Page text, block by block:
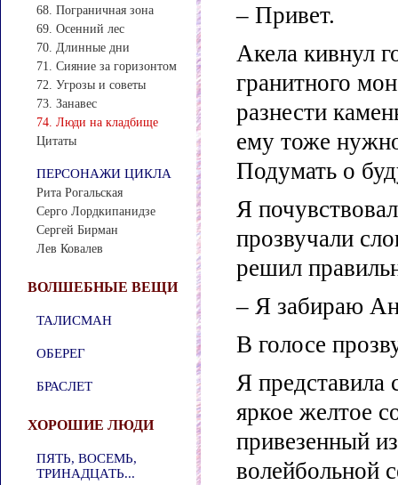
68. Пограничная зона
69. Осенний лес
70. Длинные дни
71. Сияние за горизонтом
72. Угрозы и советы
73. Занавес
74. Люди на кладбище
Цитаты
ПЕРСОНАЖИ ЦИКЛА
Рита Рогальская
Серго Лордкипанидзе
Сергей Бирман
Лев Ковалев
ВОЛШЕБНЫЕ ВЕЩИ
ТАЛИСМАН
ОБЕРЕГ
БРАСЛЕТ
ХОРОШИЕ ЛЮДИ
ПЯТЬ, ВОСЕМЬ,
ТРИНАДЦАТЬ...
– Привет.
Акела кивнул
гранитного
разнести
ему тоже
Подумать о
Я
прозвучали
решил
– Я забираю
В голосе
Я представила
яркое желтое
привезенный
волейбольной